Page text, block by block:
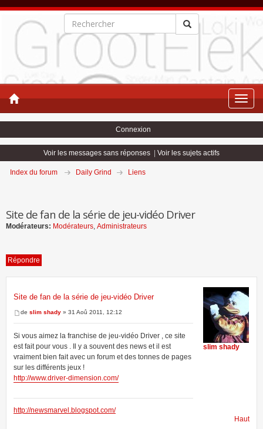
Toggle
Connexion
Voir les messages sans réponses Voir les sujets actifs
Index du forum Daily Grind Liens
Site de fan de la série de jeu-vidéo Driver
Modérateurs: Modérateurs, Administrateurs
Répondre
5 messages • Page1
Site de fan de la série de jeu-vidéo Driver
de slim shady » 31 Aoû 2011, 12:12
Si vous aimez la franchise de jeu-vidéo Driver , ce site
est fait pour vous . Il y a souvent des news et il est
vraiment bien fait avec un forum et des tonnes de pages
sur les différents jeux !
http://www.driver-dimension.com/
http://newsmarvel.blogspot.com/
slim shady
Haut